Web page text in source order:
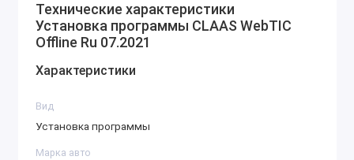
1. База данных запчастей
Полный каталог оригинальных запчастей для
техники CLAAS.
Поиск запчастей по серийному номеру техники,
Технические характеристики
Установка программы CLAAS WebTIC
Offline Ru 07.2021
Характеристики
Вид
Установка программы
Марка авто